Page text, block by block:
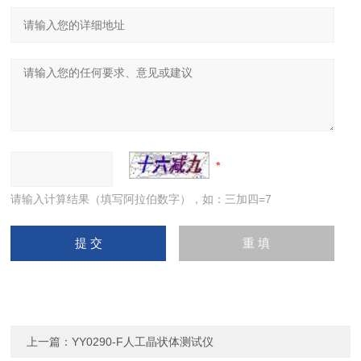
请输入计算结果（填写阿拉伯数字），如：三加四=7
上一篇：YY0290-F人工晶状体测试仪